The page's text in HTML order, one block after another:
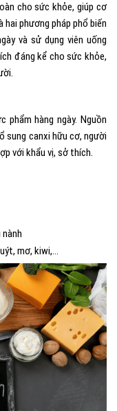
cho sức khỏe, giúp cơ
phương pháp phổ biến
và sử dụng viên uống
đáng kể cho sức khỏe,
hàng ngày. Nguồn
sung canxi hữu cơ, người
với khẩu vị, sở thích.
mơ, kiwi,…